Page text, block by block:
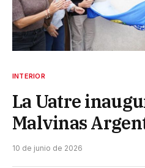
INTERIOR
La Uatre
Malvinas
10 de junio de 2026